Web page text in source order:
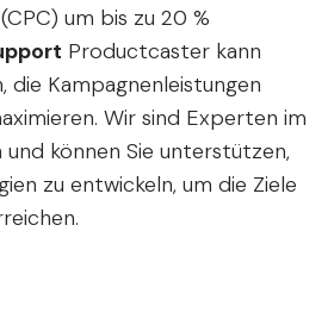
um bis zu 20 %
Productcaster kann
die Kampagnenleistungen
Wir sind Experten im
können Sie unterstützen,
zu entwickeln, um die Ziele